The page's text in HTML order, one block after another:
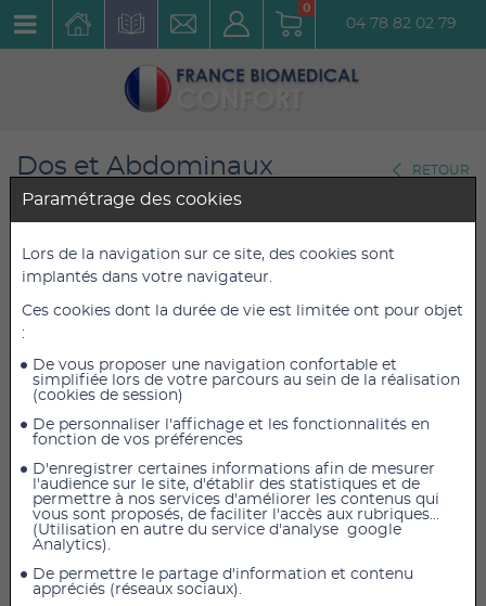
0
04 78 82 02 79
Dos et Abdominaux
Attitude Cyphotique
RETOUR
Ceinture de soutien thoraco-
lombaire Dorso Evotec Taille 2
Réf. : CSTLDEVT2
98,54 € TTC
93,40 €HT
98,54 € TTC
AJOUTER AU PANIER
Ceinture de soutien thoraco-lombaire Dorso Evotec
Taille 2
Tour de Taille 75 - 83 cm
Paramétrage des cookies
Lors de la navigation sur ce site, des cookies sont
implantés dans votre navigateur.
Ces cookies dont la durée de vie est limitée ont pour objet
:
De vous proposer une navigation confortable et
simplifiée lors de votre parcours au sein de la réalisation
(cookies de session)
De personnaliser l'affichage et les fonctionnalités en
fonction de vos préférences
D'enregistrer certaines informations afin de mesurer
l'audience sur le site, d'établir des statistiques et de
permettre à nos services d'améliorer les contenus qui
vous sont proposés, de faciliter l'accès aux rubriques...
(Utilisation en autre du service d'analyse google
Analytics).
De permettre le partage d'information et contenu
appréciés (réseaux sociaux).